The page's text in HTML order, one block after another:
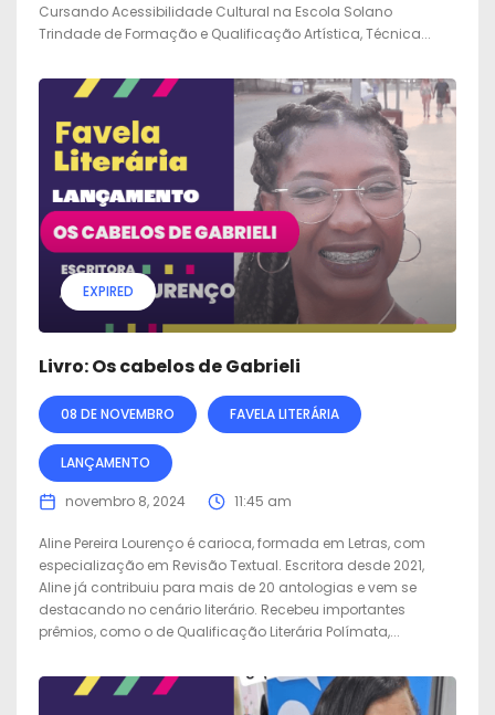
Cursando Acessibilidade Cultural na Escola Solano
Trindade de Formação e Qualificação Artística, Técnica...
EXPIRED
Livro: Os cabelos de Gabrieli
08 DE NOVEMBRO FAVELA LITERÁRIA
LANÇAMENTO
novembro 8, 2024 11:45 am
Aline Pereira Lourenço é carioca, formada em Letras, com
especialização em Revisão Textual. Escritora desde 2021,
Aline já contribuiu para mais de 20 antologias e vem se
destacando no cenário literário. Recebeu importantes
prêmios, como o de Qualificação Literária Polímata,...